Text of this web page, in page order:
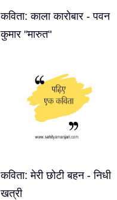
कविता: काला कारोबार - पवन
कुमार "मारुत"
कविता: मेरी छोटी बहन - निधी
खत्री